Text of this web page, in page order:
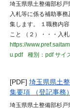
埼玉県県土整備部杉戸
入札等に係る補助事
集します。 １職務内
こと （２）・・・入
https://
u.pdf
種別：pdfサイ
[PDF] 埼玉県県土
集要項 （登記事務）
埼玉県県土整備部杉戸